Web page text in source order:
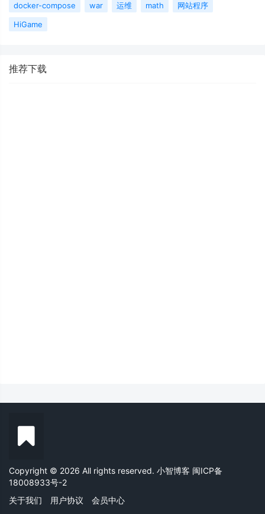
docker-compose
war 运维 math
网站程序
HiGame
推荐下载
Copyright © 2026 All rights reserved. 小智博客 闽ICP备
18008933号-2
关于我们
用户协议 会员中心